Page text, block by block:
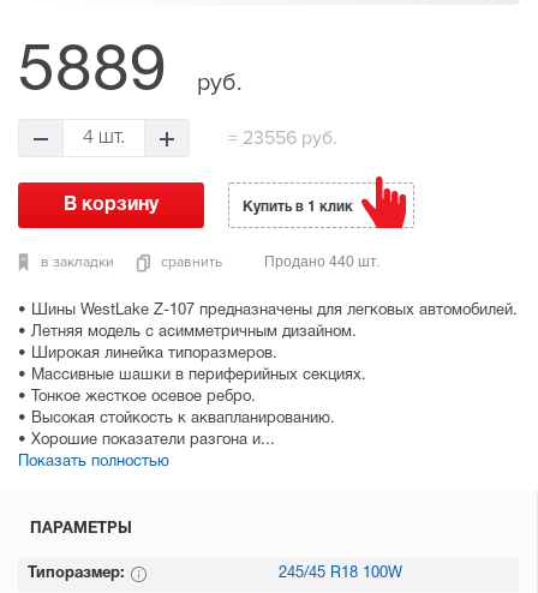
• Шины WestLake Z-107 предназначены для легковых автомобилей.
• Летняя модель с асимметричным дизайном.
• Широкая линейка типоразмеров.
• Массивные шашки в периферийных секциях.
• Тонкое жесткое осевое ребро.
• Высокая стойкость к аквапланированию.
• Хорошие показатели разгона и...
Показать полностью
5889 руб.
4 шт. = 23556 руб.
в закладки сравнить
Купить в 1 клик
Продано 440 шт.
ПАРАМЕТРЫ
Типоразмер: 245/45 R18 100W